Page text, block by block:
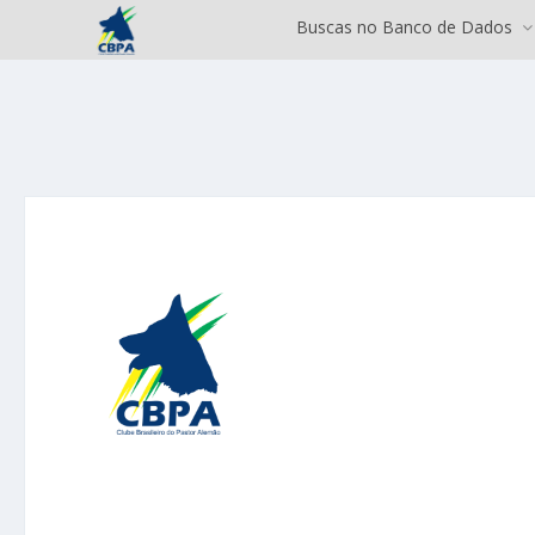
Buscas no Banco de Dados